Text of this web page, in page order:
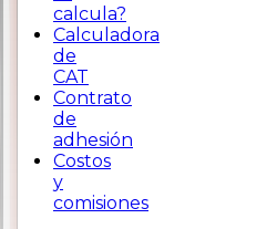
calcula?
Calculadora
de
CAT
Contrato
de
adhesión
Costos
y
comisiones